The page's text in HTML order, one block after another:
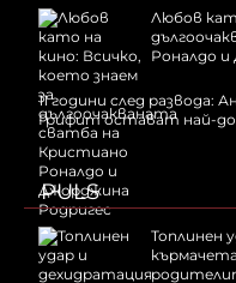
Любов
Роналдо
11 години след развода:
Грифит остават най-
PULS
Топлинен